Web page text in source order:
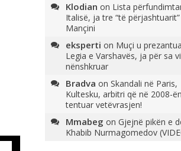
Klodian on Lista
Italisë, ja tre “të
Mançini
eksperti on Muçi u
Legia e Varshavës, ja për sa
nënshkruar
Bradva on Skandali në Paris,
Kultesku, arbitri që në 2008-
tentuar vetëvrasjen!
Mmabeg on Gjejnë pikën e
Khabib Nurmagomedov